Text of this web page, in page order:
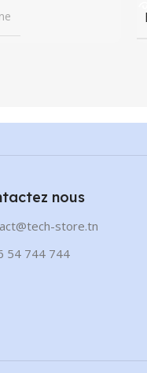
nous
store.tn
54 744 744